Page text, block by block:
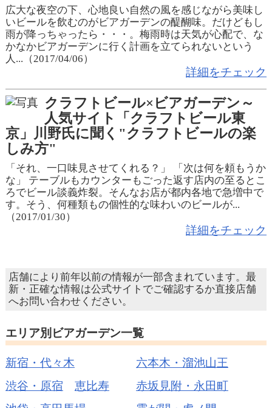
広大な夜空の下、心地良い自然の風を感じながら美味し
いビールを飲むのがビアガーデンの醍醐味。だけどもし
雨が降っちゃったら・・・。梅雨時は天気が心配で、な
かなかビアガーデンに行く計画を立てられないという
人...（2017/04/06）
詳細をチェック
クラフトビール×ビアガーデン～
人気サイト「クラフトビール東
京」川野氏に聞く"クラフトビールの楽
しみ方"
「それ、一口味見させてくれる？」 「次は何を頼もうか
な」 テーブルもカウンターもごった返す店内の至るとこ
ろでビール談義炸裂。そんなお店が都内各地で急増中で
す。そう、何種類もの個性的な味わいのビールが...
（2017/01/30）
詳細をチェック
店舗により前年以前の情報が一部含まれています。最
新・正確な情報は公式サイトでご確認するか直接店舗
へお問い合わせください。
エリア別ビアガーデン一覧
新宿・代々木
渋谷・原宿
恵比寿
六本木・溜池山王
赤坂見附・永田町